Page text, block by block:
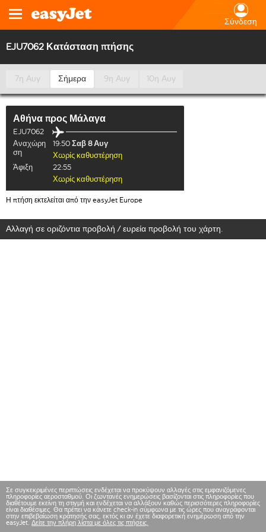
Σύνδεση
EJU7062 Κατάσταση πτήσης
7η Αυγ Σήμερα 9η Αυγ 10η Αυγ
Αθήνα προς Μάλαγα
EJU7062
Αναχώρη
ση
19:50 Σαβ 8 Αυγ
Χωρίς καθυστέρηση
Άφιξη
22:55
Χωρίς καθυστέρηση
Η πτήση εκτελείται από την easyJet Europe
Αλλαγή σε οριζόντια προβολή / ευρεία προβολή του χάρτη.
Σε συγκεκριμένες περιπτώσεις ενδέχεται να προκύψουν αλλαγές στις εμφανιζόμενες
πληροφορίες αεροσταθμού. Οι ζωντανές ενημερώσεις βασίζονται στις πληροφορίες που
διαθέτουμε εκείνη τη στιγμή και ενδέχεται να αλλάξουν καθώς περισσότερες πληροφορίες
είναι διαθέσιμες. Θα πρέπει να κάνετε check-in σύμφωνα με τις ώρες που αναγράφονται
στην επιβεβαίωση κράτησής σας, εκτός κι αν έχετε διαφορετική ενημέρωση από την
easyJet. Δείτε την πλήρη λίστα με όλες τις πτήσεις.